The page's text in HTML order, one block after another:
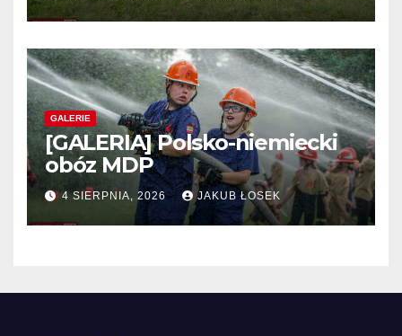
GALERIE
[GALERIA] Polsko-niemiecki
obóz MDP
4 SIERPNIA, 2026 JAKUB ŁOSEK